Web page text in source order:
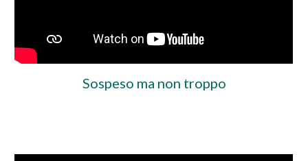
Sospeso ma non troppo